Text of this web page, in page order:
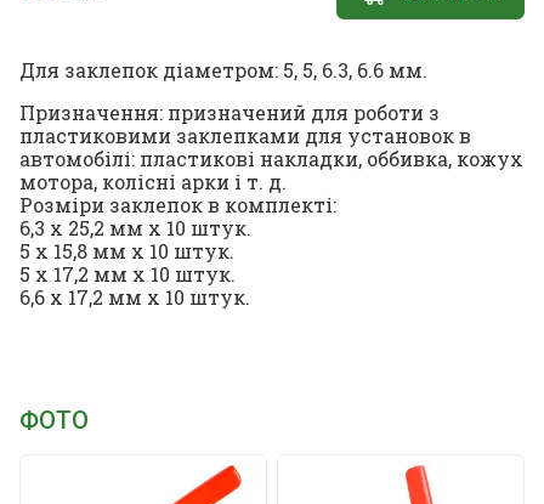
Для заклепок діаметром: 5, 5, 6.3, 6.6 мм.
Призначення: призначений для роботи з
пластиковими заклепками для установок в
автомобілі: пластикові накладки, оббивка, кожух
мотора, колісні арки і т. д.
Розміри заклепок в комплекті:
6,3 x 25,2 мм x 10 штук.
5 x 15,8 мм x 10 штук.
5 x 17,2 мм x 10 штук.
6,6 x 17,2 мм x 10 штук.
ФОТО